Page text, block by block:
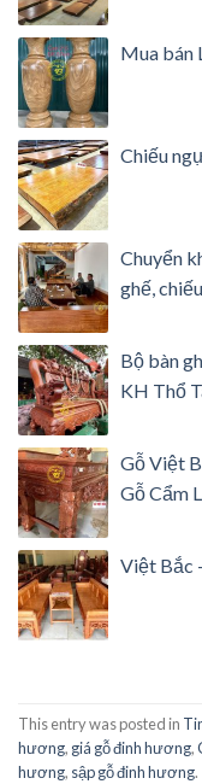
Mua bán
Chiếu
Chuyển
ghế,
Bộ bàn
KH Thổ
Gỗ Việt
Gỗ Cẩm
Việt Bắc
This entry was posted in
hương, giá gỗ đinh hương,
hương, sập gỗ đinh hương.